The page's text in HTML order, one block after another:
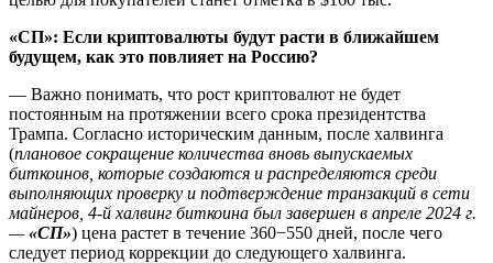
«СП»: Если криптовалюты будут расти в ближайшем
будущем, как это повлияет на Россию?
— Важно понимать, что рост криптовалют не будет
постоянным на протяжении всего срока президентства
Трампа. Согласно историческим данным, после халвинга
(плановое сокращение количества вновь выпускаемых
биткоинов, которые создаются и распределяются среди
выполняющих проверку и подтверждение транзакций в сети
майнеров, 4-й халвинг биткоина был завершен в апреле 2024 г.
—«СП») цена растет в течение 360−550 дней, после чего
следует период коррекции до следующего халвинга.